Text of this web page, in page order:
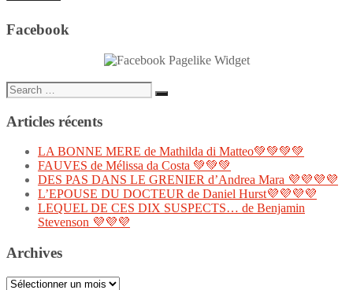
Facebook
Search
for:
Search
Articles récents
LA BONNE MERE de Mathilda di Matteo💚💚💚💚
FAUVES de Mélissa da Costa 💚💚💚
DES PAS DANS LE GRENIER d’Andrea Mara 💜💜💜💜
L’EPOUSE DU DOCTEUR de Daniel Hurst💜💜💜💜
LEQUEL DE CES DIX SUSPECTS… de Benjamin
Stevenson 💜💜💜
Archives
Archives